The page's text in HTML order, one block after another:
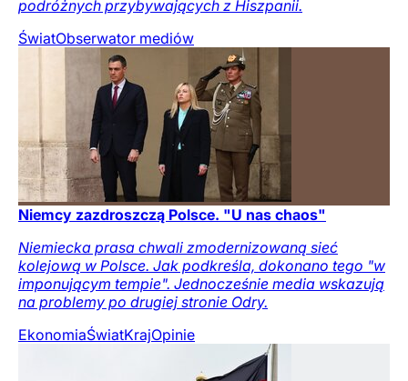
podróżnych przybywających z Hiszpanii.
ŚwiatObserwator mediów
Niemcy zazdroszczą Polsce. "U nas chaos"
Niemiecka prasa chwali zmodernizowaną sieć
kolejową w Polsce. Jak podkreśla, dokonano tego "w
imponującym tempie". Jednocześnie media wskazują
na problemy po drugiej stronie Odry.
EkonomiaŚwiatKrajOpinie